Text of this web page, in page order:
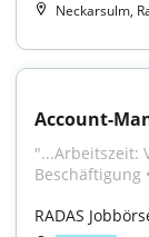
Neckarsulm,
Account-
"...Arbeitszeit:
Beschäftigung
RADAS